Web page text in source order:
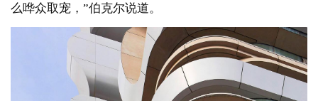
么哗众取宠，”伯克尔说道。